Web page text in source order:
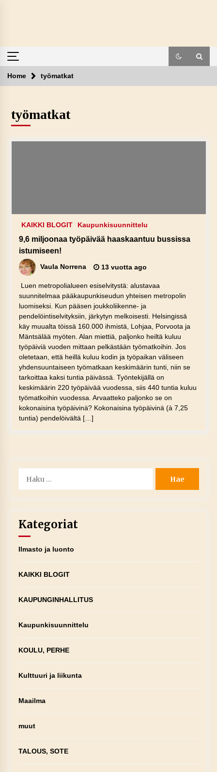
Home työmatkat
työmatkat
KAIKKI BLOGIT Kaupunkisuunnittelu
9,6 miljoonaa työpäivää haaskaantuu bussissa
istumiseen!
Vaula Norrena 13 vuotta ago
Luen metropolialueen esiselvitystä: alustavaa
suunnitelmaa pääkaupunkiseudun yhteisen metropolin
luomiseksi. Kun pääsen joukkoliikenne- ja
pendelöintiselvityksiin, järkytyn melkoisesti. Helsingissä
käy muualta töissä 160.000 ihmistä, Lohjaa, Porvoota ja
Mäntsälää myöten. Alan miettiä, paljonko heiltä kuluu
työpäiviä vuoden mittaan pelkästään työmatkoihin. Jos
oletetaan, että heillä kuluu kodin ja työpaikan väliseen
yhdensuuntaiseen työmatkaan keskimäärin tunti, niin se
tarkoittaa kaksi tuntia päivässä. Työntekijällä on
keskimäärin 220 työpäivää vuodessa, siis 440 tuntia kuluu
työmatkoihin vuodessa. Arvaatteko paljonko se on
kokonaisina työpäivinä? Kokonaisina työpäivinä (à 7,25
tuntia) pendelöivältä […]
Kategoriat
Ilmasto ja luonto
KAIKKI BLOGIT
KAUPUNGINHALLITUS
Kaupunkisuunnittelu
KOULU, PERHE
Kulttuuri ja liikunta
Maailma
muut
TALOUS, SOTE